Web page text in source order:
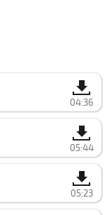
04:36
05:44
05:23